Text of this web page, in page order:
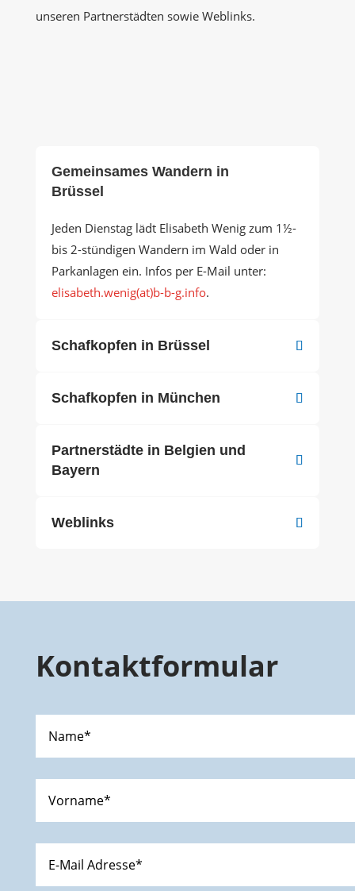
unseren Partnerstädten sowie Weblinks.
Gemeinsames Wandern in
Brüssel
Jeden Dienstag lädt Elisabeth Wenig zum 1½-
bis 2-stündigen Wandern im Wald oder in
Parkanlagen ein. Infos per E-Mail unter:
elisabeth.wenig(at)b-b-g.info.
Schafkopfen in Brüssel
Schafkopfen in München
Partnerstädte in Belgien und
Bayern
Weblinks
Kontaktformular